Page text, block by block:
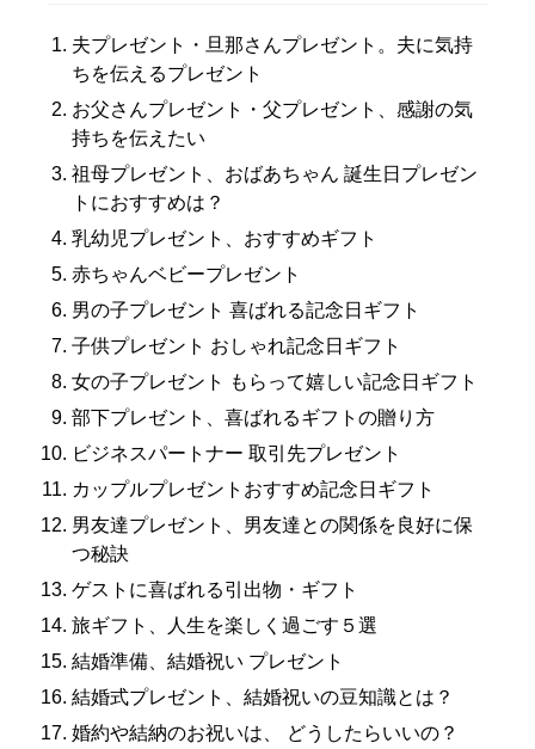
夫プレゼント・旦那さんプレゼント。夫に気持
ちを伝えるプレゼント
お父さんプレゼント・父プレゼント、感謝の気
持ちを伝えたい
祖母プレゼント、おばあちゃん 誕生日プレゼン
トにおすすめは？
乳幼児プレゼント、おすすめギフト
赤ちゃんベビープレゼント
男の子プレゼント 喜ばれる記念日ギフト
子供プレゼント おしゃれ記念日ギフト
女の子プレゼント もらって嬉しい記念日ギフト
部下プレゼント、喜ばれるギフトの贈り方
ビジネスパートナー 取引先プレゼント
カップルプレゼントおすすめ記念日ギフト
男友達プレゼント、男友達との関係を良好に保
つ秘訣
ゲストに喜ばれる引出物・ギフト
旅ギフト、人生を楽しく過ごす５選
結婚準備、結婚祝い プレゼント
結婚式プレゼント、結婚祝いの豆知識とは？
婚約や結納のお祝いは、 どうしたらいいの？